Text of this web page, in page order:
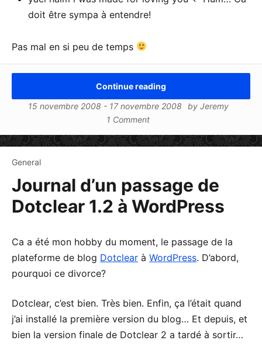
doit être sympa à entendre!
Pas mal en si peu de temps
Continue reading
15 novembre 2008 - 17 novembre 2008 by Jeremy
1 Comment
General
Journal d’un passage de
Dotclear 1.2 à WordPress
Ca a été mon hobby du moment, le passage de la
plateforme de blog Dotclear à WordPress. D’abord,
pourquoi ce divorce?
Dotclear, c’est bien. Très bien. Enfin, ça l’était quand
j’ai installé la première version du blog… Et depuis, et
bien la version finale de Dotclear 2 a tardé à sortir…